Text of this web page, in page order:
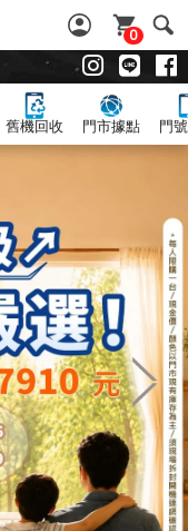
0
舊機回收 門市據點 門